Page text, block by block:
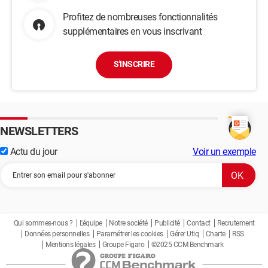
Profitez de nombreuses fonctionnalités
supplémentaires en vous inscrivant
S'INSCRIRE
NEWSLETTERS
Actu du jour Voir un exemple
Qui sommes-nous ? L'équipe Notre société Publicité Contact
Recrutement
Données personnelles
Paramétrer les cookies Gérer Utiq Charte
RSS
Mentions légales
Groupe Figaro ©2025 CCM Benchmark